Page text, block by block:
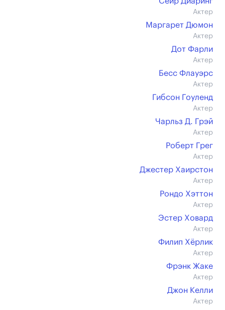
Актер
Маргарет Дюмон
Актер
Дот Фарли
Актер
Бесс Флауэрс
Актер
Гибсон Гоуленд
Актер
Чарльз Д. Грэй
Актер
Роберт Грег
Актер
Джестер Хаирстон
Актер
Рондо Хэттон
Актер
Эстер Ховард
Актер
Филип Хёрлик
Актер
Фрэнк Жаке
Актер
Джон Келли
Актер